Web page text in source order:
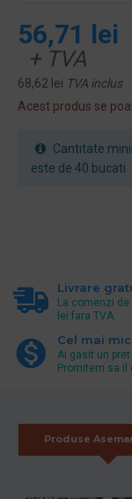
56,71 lei
+ TVA
68,62 lei TVA inclus
Acest produs se
Cantitate
este de 40 bucati
Livrare
La comenzi de
lei fara TVA.
Cel mai
Ai gasit un
Promitem sa il
Produse